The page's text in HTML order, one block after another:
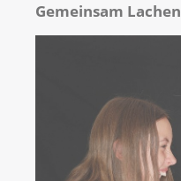
Gemeinsam Lachen